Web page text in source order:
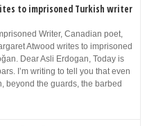
to imprisoned Turkish writer
Writer, Canadian poet,
Atwood writes to imprisoned
Dear Asli Erdogan, Today is
I’m writing to tell you that even
beyond the guards, the barbed